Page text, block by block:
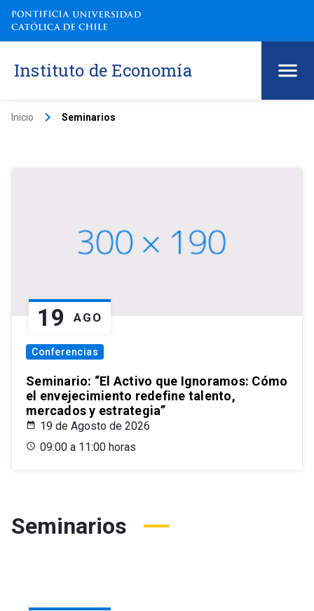
Instituto de Economía
Inicio keyboard_arrow_right Seminarios
19 AGO
Conferencias
Seminario: “El Activo que Ignoramos: Cómo
el envejecimiento redefine talento,
mercados y estrategia”
19 de Agosto de 2026
09:00 a 11:00 horas
Seminarios